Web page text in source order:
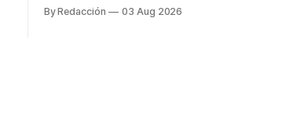
platillos favoritos de quienes buscan
By Redacción 03 Aug 2026